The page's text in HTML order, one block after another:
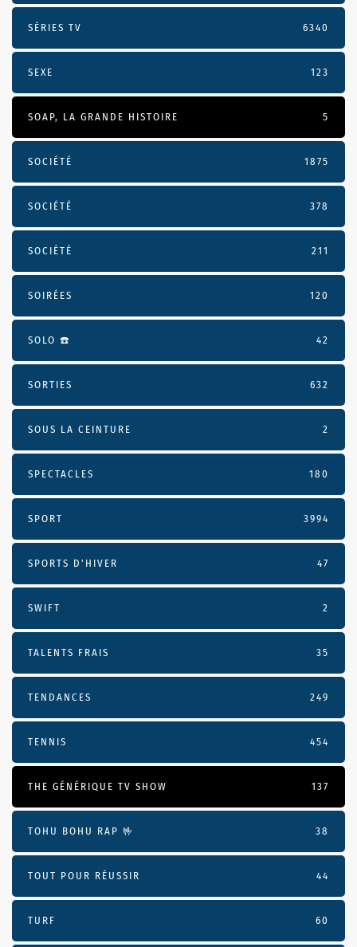
SÉRIES TV 6340
SEXE 123
SOAP, LA GRANDE HISTOIRE 5
SOCIÉTÉ 1875
SOCIÉTÉ 378
SOCIÉTÉ 211
SOIRÉES 120
SOLO ☎️ 42
SORTIES 632
SOUS LA CEINTURE 2
SPECTACLES 180
SPORT 3994
SPORTS D'HIVER 47
SWIFT 2
TALENTS FRAIS 35
TENDANCES 249
TENNIS 454
THE GÉNÉRIQUE TV SHOW 137
TOHU BOHU RAP 🤟 38
TOUT POUR RÉUSSIR 44
TURF 60